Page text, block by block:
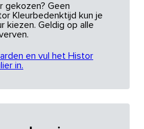
gekozen? Geen
Kleurbedenktijd kun je
kiezen. Geldig op alle
en vul het Histor
in.